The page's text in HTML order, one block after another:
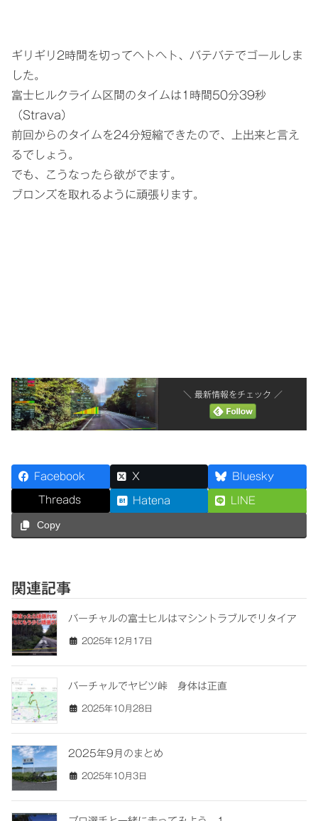
ギリギリ2時間を切ってヘトヘト、バテバテでゴールしま
した。
富士ヒルクライム区間のタイムは1時間50分39秒
（Strava）
前回からのタイムを24分短縮できたので、上出来と言え
るでしょう。
でも、こうなったら欲がでます。
ブロンズを取れるように頑張ります。
＼ 最新情報をチェック ／
Facebook X Bluesky
Threads Hatena LINE
Copy
関連記事
バーチャルの富士ヒルはマシントラブルでリタイア
2025年12月17日
バーチャルでヤビツ峠 身体は正直
2025年10月28日
2025年9月のまとめ
2025年10月3日